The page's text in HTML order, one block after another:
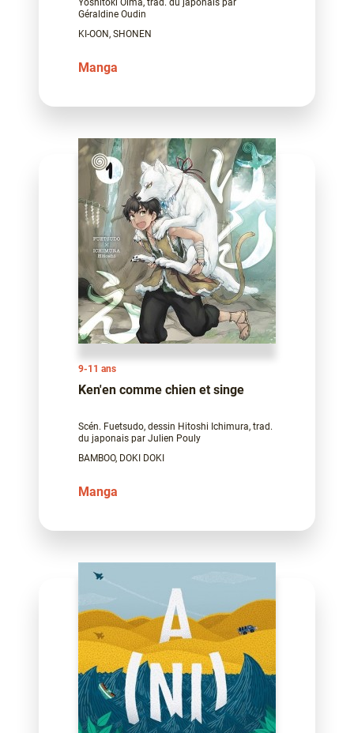
Yoshitoki Oima, trad. du japonais par
Géraldine Oudin
KI-OON, SHONEN
Manga
9-11 ans
Ken'en comme chien et singe
Scén. Fuetsudo, dessin Hitoshi Ichimura, trad.
du japonais par Julien Pouly
BAMBOO, DOKI DOKI
Manga